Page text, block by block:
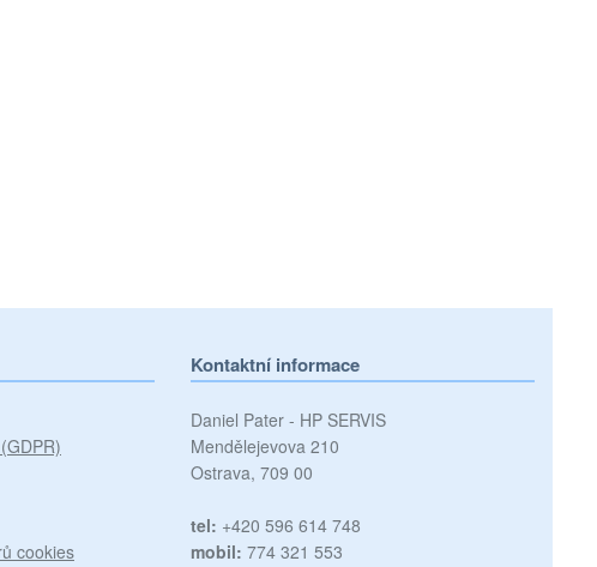
cookies
Kontaktní informace
Daniel Pater - HP SERVIS
Mendělejevova 210
Ostrava, 709 00
tel: +420 596 614 748
mobil: 774 321 553